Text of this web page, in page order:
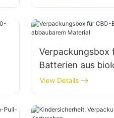
Verpackungsbox
Batterien aus
abbaubarem
View Details